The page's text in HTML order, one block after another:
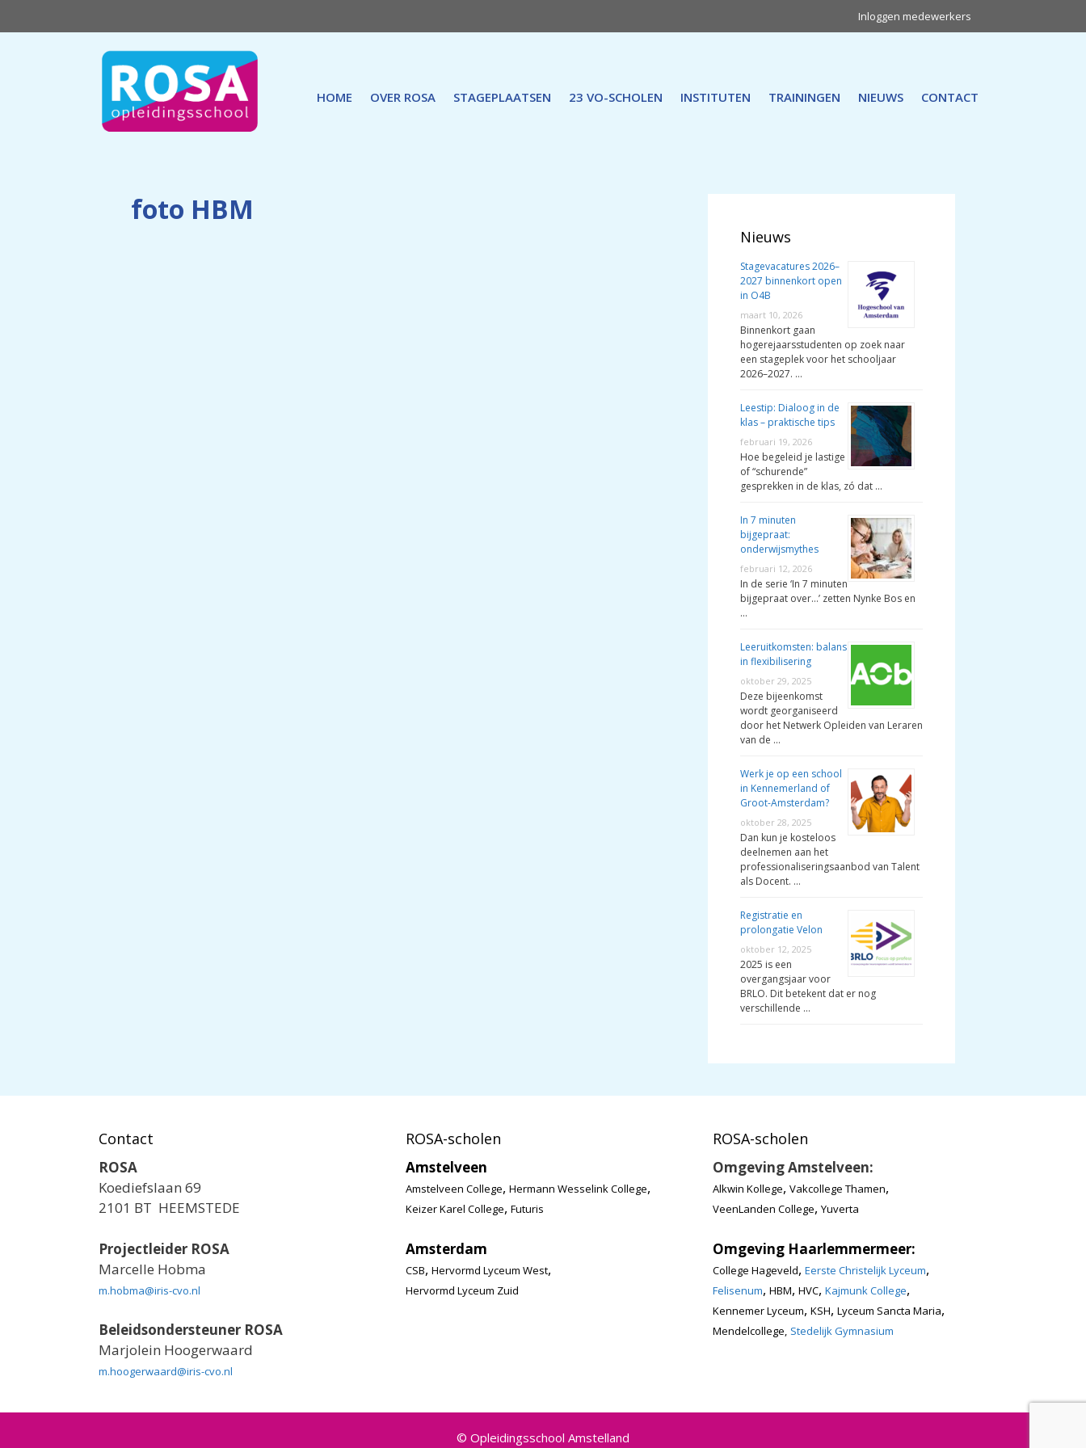
naar
Inloggen medewerkers
HOME OVER ROSA STAGEPLAATSEN 23 VO-SCHOLEN INSTITUTEN TRAININGEN NIEUWS CONTACT
foto HBM
Nieuws
Stagevacatures 2026–
2027 binnenkort open
in O4B
maart 10, 2026
Binnenkort gaan
hogerejaarsstudenten op zoek naar
een stageplek voor het schooljaar
2026–2027. …
Leestip: Dialoog in de
klas – praktische tips
februari 19, 2026
Hoe begeleid je lastige
of “schurende”
gesprekken in de klas, zó dat …
In 7 minuten
bijgepraat:
onderwijsmythes
februari 12, 2026
In de serie ‘In 7 minuten
bijgepraat over…’ zetten Nynke Bos en
…
Leeruitkomsten: balans
in flexibilisering
oktober 29, 2025
Deze bijeenkomst
wordt georganiseerd
door het Netwerk Opleiden van Leraren
van de …
Werk je op een school
in Kennemerland of
Groot-Amsterdam?
oktober 28, 2025
Dan kun je kosteloos
deelnemen aan het
professionaliseringsaanbod van Talent
als Docent. …
Registratie en
prolongatie Velon
oktober 12, 2025
2025 is een
overgangsjaar voor
BRLO. Dit betekent dat er nog
verschillende …
Contact
ROSA
Koediefslaan 69
2101 BT HEEMSTEDE
Projectleider ROSA
Marcelle Hobma
m.hobma@iris-cvo.nl
Beleidsondersteuner ROSA
Marjolein Hoogerwaard
m.hoogerwaard@iris-cvo.nl
ROSA-scholen
Amstelveen
Amstelveen College, Hermann Wesselink College,
Keizer Karel College, Futuris
Amsterdam
CSB, Hervormd Lyceum West,
Hervormd Lyceum Zuid
ROSA-scholen
Omgeving Amstelveen:
Alkwin Kollege, Vakcollege Thamen,
VeenLanden College, Yuverta
Omgeving Haarlemmermeer:
College Hageveld, Eerste Christelijk Lyceum,
Felisenum, HBM, HVC, Kajmunk College,
Kennemer Lyceum, KSH, Lyceum Sancta Maria,
Mendelcollege, Stedelijk Gymnasium
© Opleidingsschool Amstelland